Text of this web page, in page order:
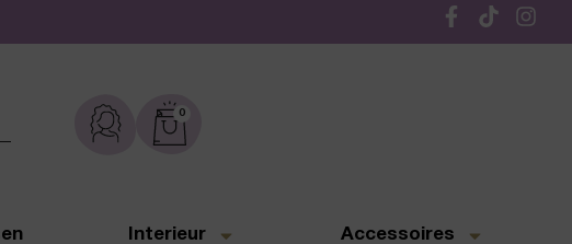
Gratis verzending vanaf € 50,-
0
Interieur Accessoires